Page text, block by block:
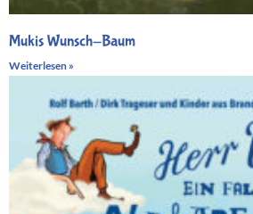
Mukis Wunsch-Baum
Weiterlesen »